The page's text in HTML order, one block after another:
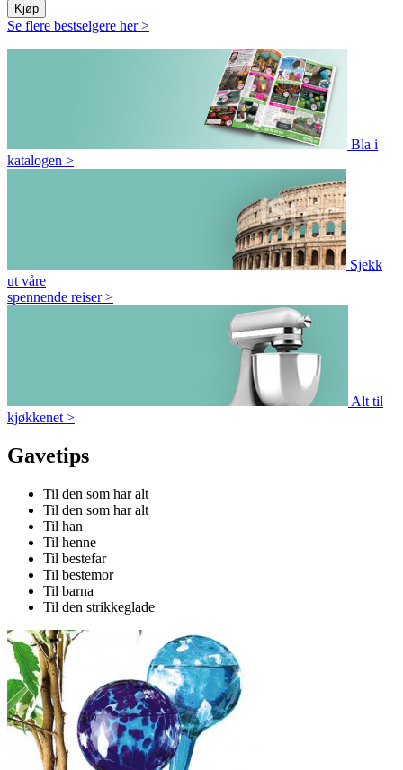
Kjøp
Se flere bestselgere her>
Bla i
katalogen >
Sjekk
ut våre
spennende reiser>
Alt til
kjøkkenet >
Gavetips
Til den som har alt
Til den som har alt
Til han
Til henne
Til bestefar
Til bestemor
Til barna
Til den strikkeglade